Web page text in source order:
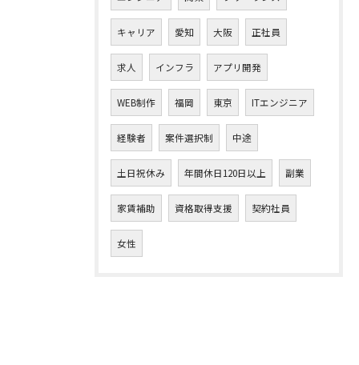
キャリア 愛知 大阪 正社員
求人 インフラ アプリ開発
WEB制作 福岡 東京 ITエンジニア
経験者 案件選択制 中途
土日祝休み 年間休日120日以上 副業
家賃補助 資格取得支援 契約社員
女性